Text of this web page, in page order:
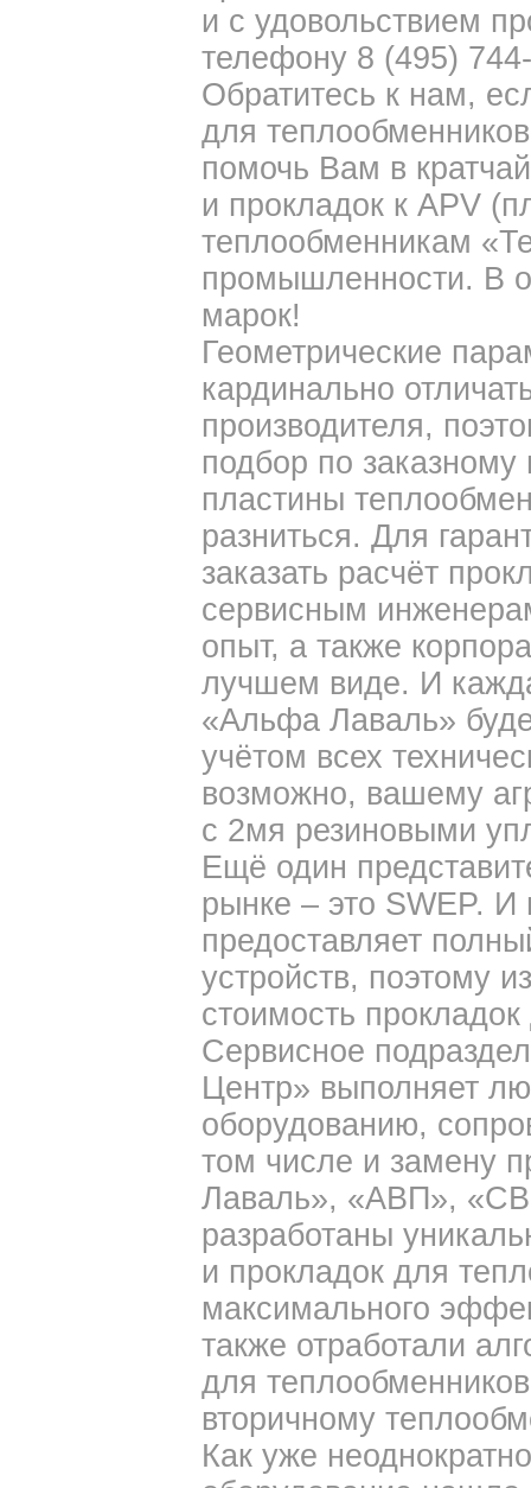
и с удовольствием
телефону 8 (495)
Обратитесь к нам,
для
помочь Вам в
и прокладок к APV
теплообменникам
промышленности. В
марок!
Геометрические
кардинально
производителя,
подбор по
пластины
разниться. Для
заказать расчёт
сервисным
опыт, а также
лучшем виде. И
«Альфа Лаваль»
учётом всех
возможно, вашему
с 2мя резиновыми
Ещё один
рынке – это SWEP.
предоставляет
устройств, поэтому
стоимость
Сервисное
Центр» выполняет
оборудованию,
том числе и замену
Лаваль», «АВП»,
разработаны
и прокладок для
максимального
также отработали
для
вторичному
Как уже